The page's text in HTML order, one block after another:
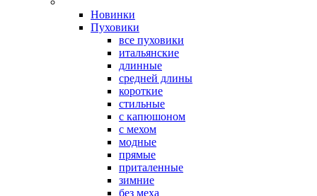
Новинки
Пуховики
все пуховики
итальянские
длинные
средней длины
короткие
стильные
с капюшоном
с мехом
модные
прямые
приталенные
зимние
без меха